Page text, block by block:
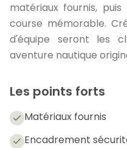
matériaux fournis,
course mémorable.
d'équipe seront les
aventure nautique
Les points forts
Matériaux fournis
Encadrement